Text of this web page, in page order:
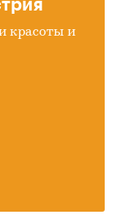
красоты и